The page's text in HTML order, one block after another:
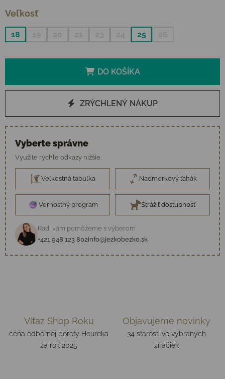
Veľkosť
18 25
DO KOŠÍKA
ZRÝCHLENÝ NÁKUP
Vyberte správne
Využite rýchle odkazy nižšie.
Veľkostná tabuľka Nadmerkový ťahák
Vernostný program Strážiť dostupnosť
Radi vám pomôžeme s výberom
+421 948 123 802info@jezkobezko.sk
Víťaz Shop Roku
cena odbornej poroty Heureka
za rok 2025
Objavujeme novinky
34 starostlivo vybraných
značiek